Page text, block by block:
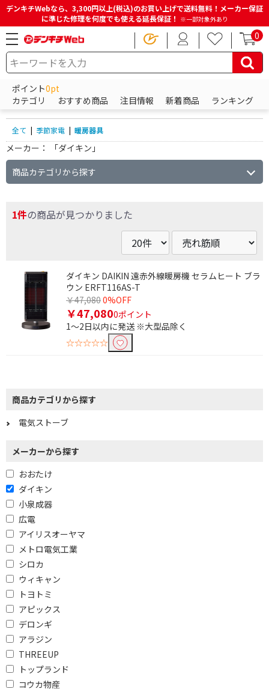
デンキチWebなら、3,300円以上(税込)のお買い上げで送料無料！メーカー保証
に準じた修理を何度でも使える延長保証！ ※一部対象外あり
0
ポイント0pt
カテゴリ
おすすめ商品 注目情報 新着商品 ランキング
HOME 商品一覧ページ 季節家電 暖房器具
暖房器具の商品一覧
全て | 季節家電 | 暖房器具
メーカー：
「ダイキン」
商品カテゴリから探す
1件の商品が見つかりました
ダイキン DAIKIN 遠赤外線暖房機 セラムヒート ブラ
ウン ERFT116AS-T
￥47,0800%OFF
￥47,0800ポイント
1～2日以内に発送 ※大型品除く
☆☆☆☆☆
商品カテゴリから探す
電気ストーブ
メーカーから探す
おおたけ
ダイキン
小泉成器
広電
アイリスオーヤマ
メトロ電気工業
シロカ
ウィキャン
トヨトミ
アピックス
デロンギ
アラジン
THREEUP
トップランド
コウカ物産
フリーワードで絞り込む
除外する
除外する にチェックを入れると、指定したワード
価格で絞り込む
タイマーで絞り込む
タイマーあり
電源方式で絞り込む